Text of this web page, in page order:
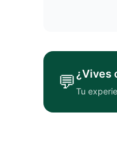
💬¿Vives
Tu